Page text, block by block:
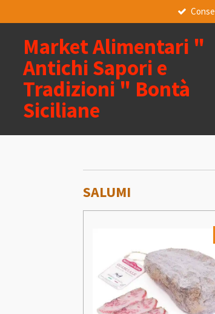
al
contenuto
principale
Market Alimentari "
Antichi Sapori e
Tradizioni " Bontà
Siciliane
SALUMI